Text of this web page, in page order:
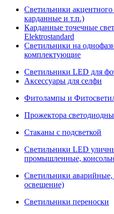
Светильники
карданные и т.п.)
Карданные точечные
Elektrostandard
Светильники на
комплектующие
Светильники LED для
Аксессуары для селфи
Фитолампы и
Прожектора
Стаканы с подсветкой
Светильники LED
промышленные,
Светильники аварийные,
освещение)
Светильники переноски